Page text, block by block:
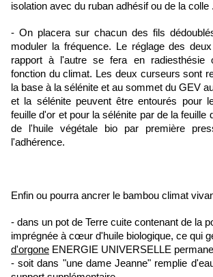
isolation avec du ruban adhésif ou de la colle .
- On placera sur chacun des fils
moduler la fréquence. Le réglage des
rapport à l'autre se fera en radiesthésie
fonction du climat. Les deux curseurs sont
la base à la sélénite et au sommet du GEV
et la sélénite peuvent être entourés pour
feuille d'or et pour la sélénite par de la feuille
de l'huile végétale bio par première
l'adhérence.
Enfin ou pourra ancrer le bambou climat
- dans un pot de Terre cuite contenant de la
imprégnée à cœur d'huile biologique, ce qui
d'orgone ENERGIE UNIVERSELLE
- soit dans "une dame Jeanne" remplie